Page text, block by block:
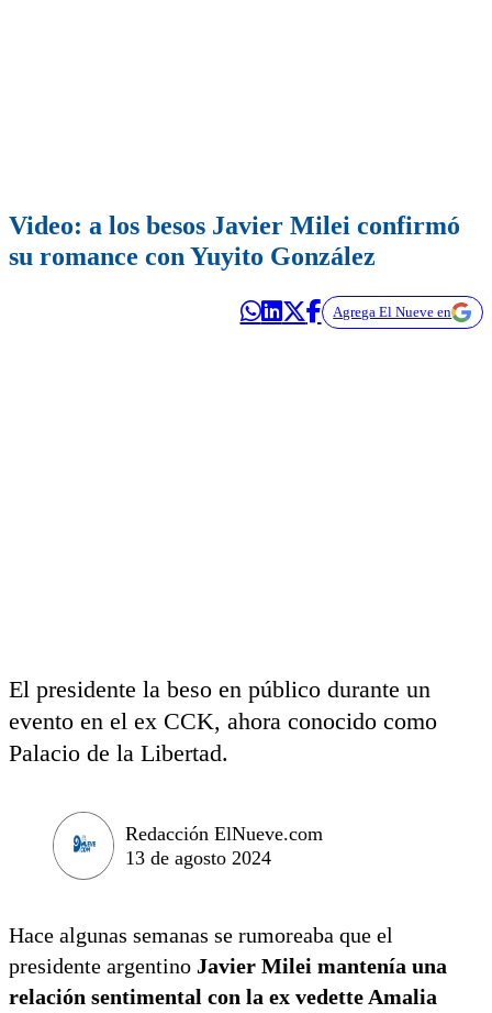
Video: a los besos Javier Milei confirmó
su romance con Yuyito González
Agrega El Nueve en
El presidente la beso en público durante un
evento en el ex CCK, ahora conocido como
Palacio de la Libertad.
Redacción ElNueve.com
13 de agosto 2024
Hace algunas semanas se rumoreaba que el
presidente argentino Javier Milei mantenía una
relación sentimental con la ex vedette Amalia